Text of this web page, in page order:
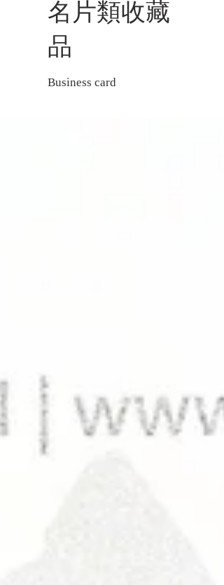
名片類收藏
品
Business card